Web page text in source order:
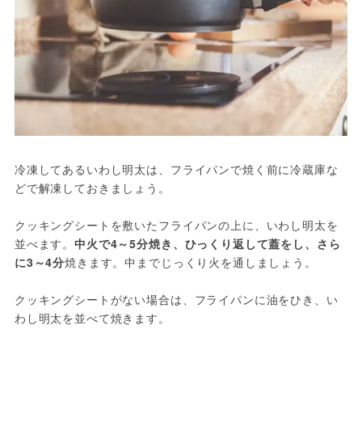
冷凍してあるいわし明太は、フライパンで焼く前に冷蔵庫な
どで解凍しておきましょう。
クッキングシートを敷いたフライパンの上に、いわし明太を
並べます。中火で4～5分焼き、ひっくり返して蓋をし、さら
に3～4分焼きます。中までじっくり火を通しましょう。
クッキングシートがない場合は、フライパンに油をひき、い
わし明太を並べて焼きます。